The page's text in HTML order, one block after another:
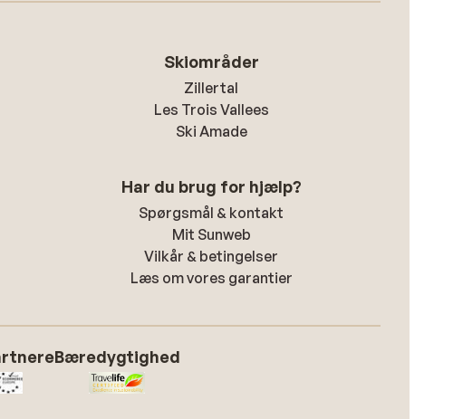
Skiområder
Zillertal
Les Trois Vallees
Ski Amade
Har du brug for hjælp?
Spørgsmål & kontakt
Mit Sunweb
Vilkår & betingelser
Læs om vores garantier
Bæredygtighed